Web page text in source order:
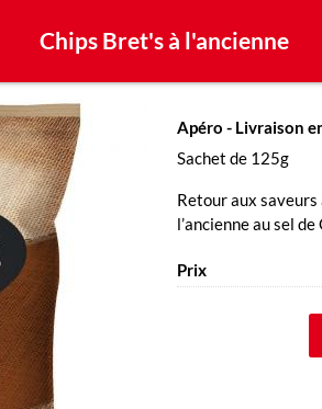
Chips Bret's à l'ancienne
Apéro - Livraison
Sachet de 125g
Retour aux
l’ancienne au sel
Prix